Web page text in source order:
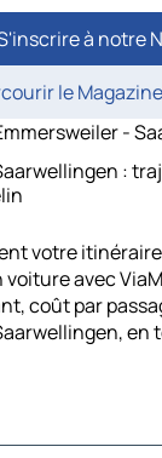
à notre
le
-
:
votre
voiture avec
coût par